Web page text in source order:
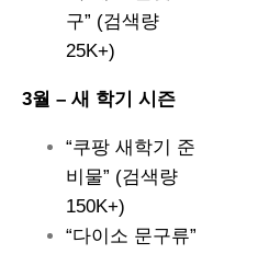
구” (검색량
25K+)
3월 – 새 학기 시즌
“쿠팡 새학기 준
비물” (검색량
150K+)
“다이소 문구류”